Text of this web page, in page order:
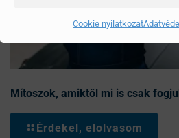
Cookie nyilatkozat
Mítoszok, amiktől mi is csak
Érdekel, elolvasom